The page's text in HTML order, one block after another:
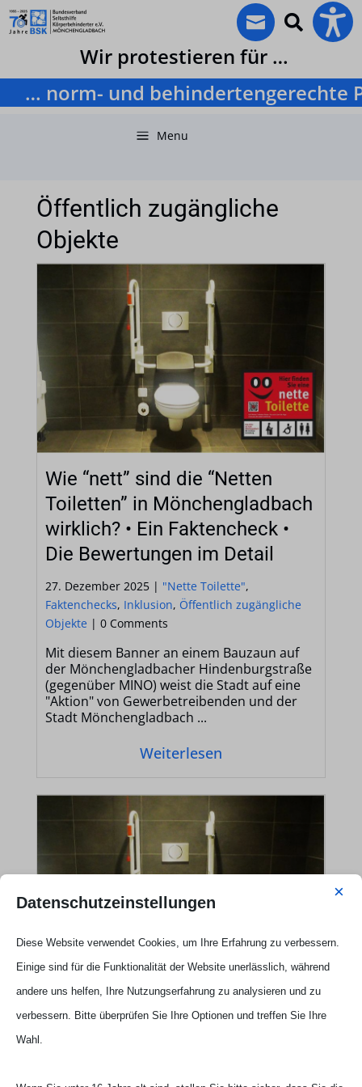
 
Wir protestieren für …
… norm- und behindertengerechte
a Menu
Öffentlich zugängliche
Objekte
Wie “nett” sind die “Netten
Toiletten” in Mönchen­glad­bach
wirklich? • Ein Fakten­check •
Die Bewertungen im Detail
27. Dezember 2025 | "Nette Toilette",
Faktenchecks, Inklusion, Öffentlich zugängliche
Objekte | 0 Comments
Mit diesem Banner an einem Bauzaun auf
der Mönchengladbacher Hindenburgstraße
(gegenüber MINO) weist die Stadt auf eine
"Aktion" von Gewerbetreibenden und der
Stadt Mönchengladbach ...
Weiterlesen
Wie “nett” sind die “Netten
Datenschutzeinstellungen
×
Diese Website verwendet Cookies, um Ihre Erfahrung zu verbessern.
Einige sind für die Funktionalität der Website unerlässlich, während
andere uns helfen, Ihre Nutzungserfahrung zu analysieren und zu
verbessern. Bitte überprüfen Sie Ihre Optionen und treffen Sie Ihre
Wahl.